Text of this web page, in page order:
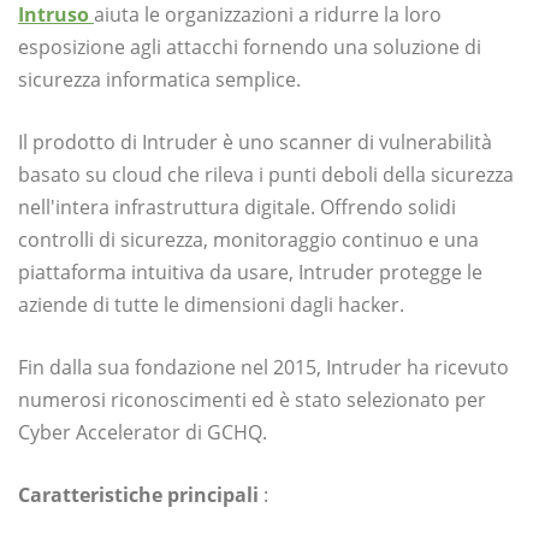
Intrusoaiuta le organizzazioni a ridurre la loro
esposizione agli attacchi fornendo una soluzione di
sicurezza informatica semplice.
Il prodotto di Intruder è uno scanner di vulnerabilità
basato su cloud che rileva i punti deboli della sicurezza
nell'intera infrastruttura digitale. Offrendo solidi
controlli di sicurezza, monitoraggio continuo e una
piattaforma intuitiva da usare, Intruder protegge le
aziende di tutte le dimensioni dagli hacker.
Fin dalla sua fondazione nel 2015, Intruder ha ricevuto
numerosi riconoscimenti ed è stato selezionato per
Cyber ​​Accelerator di GCHQ.
Caratteristiche principali :